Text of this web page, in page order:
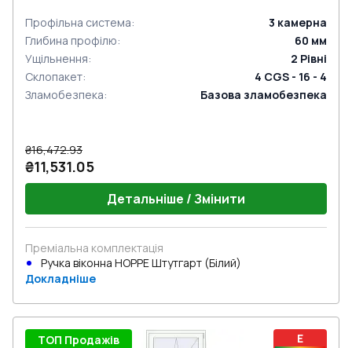
Профільна система: 3 камерна
Глибина профілю: 60 мм
Ущільнення: 2 Рівні
Склопакет:
4 CGS - 16 - 4
Зламобезпека: Базова зламобезпека
₴16,472.93
₴11,531.05
Детальніше / Змінити
Преміальна комплектація
Ручка віконна HOPPE Штутгарт (Білий)
Докладніше
E
ТОП Продажів